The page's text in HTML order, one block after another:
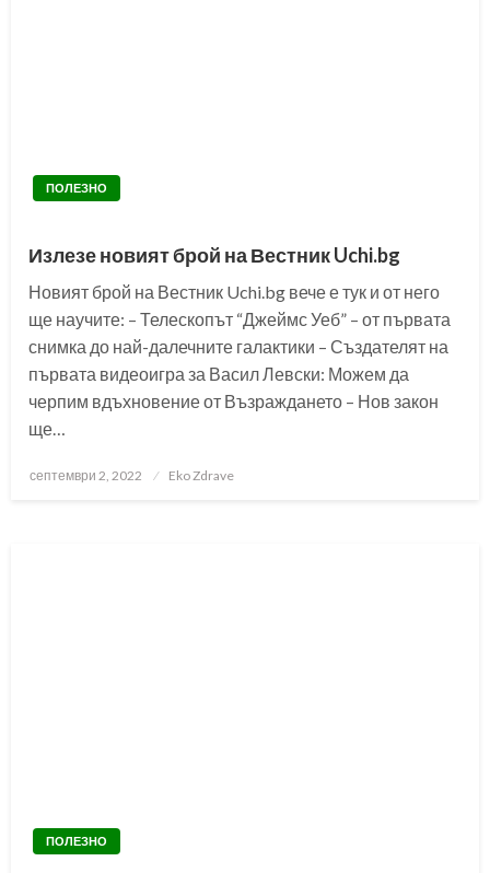
ПОЛЕЗНО
Излезе новият брой на Вестник Uchi.bg
Новият брой на Вестник Uchi.bg вече е тук и от него
ще научите: – Телескопът “Джеймс Уеб” – от първата
снимка до най-далечните галактики – Създателят на
първата видеоигра за Васил Левски: Можем да
черпим вдъхновение от Възраждането – Нов закон
ще…
Posted
септември 2, 2022 Eko Zdrave
ПОЛЕЗНО